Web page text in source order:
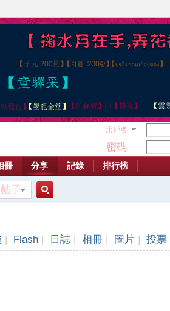
用戶名
密碼
冊 分享 記錄 排行榜
帖子
| Flash | 日誌 | 相冊 | 圖片 | 投票